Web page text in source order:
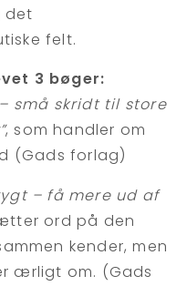
det
felt.
3 bøger:
små skridt til store
, som handler om
(Gads forlag)
– få mere ud af
ord på den
kender, men
ærligt om. (Gads